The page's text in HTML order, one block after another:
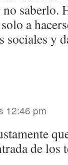
saberlo.
a
sociales y
12:46 pm
de los